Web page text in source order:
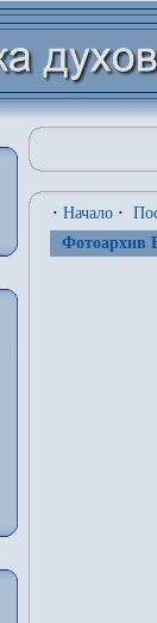
· Начало ·
Фотоархив